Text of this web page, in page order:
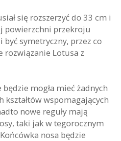
się rozszerzyć do 33 cm i
powierzchni przekroju
symetryczny, przez co
rozwiązanie Lotusa z
będzie mogła mieć żadnych
kształtów wspomagających
nowe reguły mają
taki jak w tegorocznym
nosa będzie